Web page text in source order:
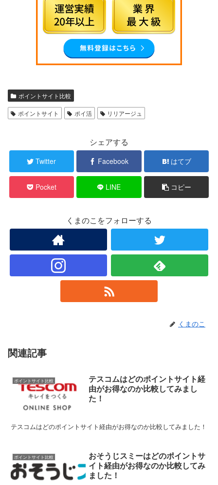
ポイントサイト比較
ポイントサイト ポイ活 リリアージュ
シェアする
Twitter Facebook はてブ
Pocket LINE コピー
くまのこをフォローする
くまのこ
関連記事
ポイントサイト比較
テスコムはどのポイントサイト経
由がお得なのか比較してみまし
た！
テスコムはどのポイントサイト経由がお得なのか比較してみました！
ポイントサイト比較
おそうじスミーはどのポイントサ
イト経由がお得なのか比較してみ
ました！